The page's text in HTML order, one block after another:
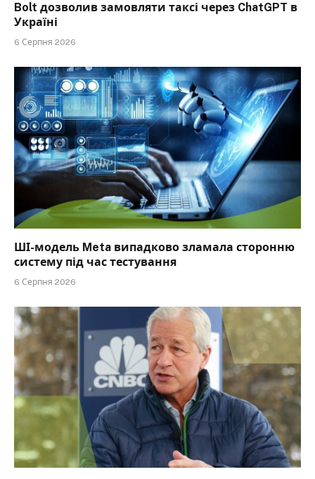
Bolt дозволив замовляти таксі через ChatGPT в
Україні
6 Серпня 2026
ШІ-модель Meta випадково зламала сторонню
систему під час тестування
6 Серпня 2026